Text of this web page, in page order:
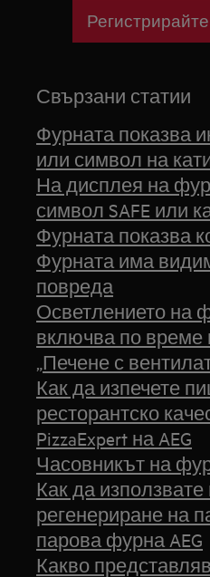
Свързани статии
Фурната показва
или символ на
На дисплея на
символ SAFE или
Фурната показва
Фурната има
повреда
Осветлението на
включва по време
„Печене с
Как да изпечете
ресторантско
PizzaExpert на AEG
Часовникът на
Как да използвате
регенериране на
парова фурна AEG
Какво